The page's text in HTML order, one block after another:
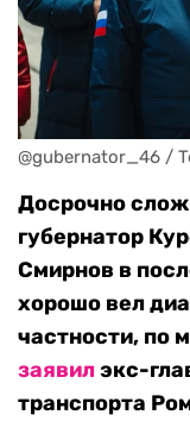
@gubernator_46 /
Досрочно
губернатор
Смирнов в
хорошо вел
частности, по
заявилэкс-
транспорта